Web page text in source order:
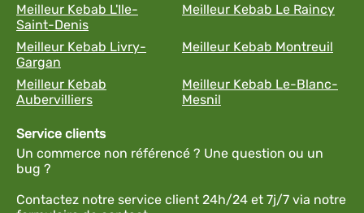
Meilleur Kebab L'Ile-
Saint-Denis
Meilleur Kebab Le Raincy
Meilleur Kebab Livry-
Gargan
Meilleur Kebab Montreuil
Meilleur Kebab
Aubervilliers
Meilleur Kebab Le-Blanc-
Mesnil
Service clients
Un commerce non référencé ? Une question ou un
bug ?
Contactez notre service client 24h/24 et 7j/7 via notre